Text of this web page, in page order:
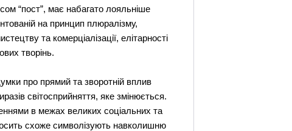
“пост”, має набагато лояльніше
на принцип плюралізму,
та комерціалізації, елітарності
творінь.
про прямий та зворотній вплив
світосприйняття, яке змінюється.
в межах великих соціальних та
схоже символізують навколишню